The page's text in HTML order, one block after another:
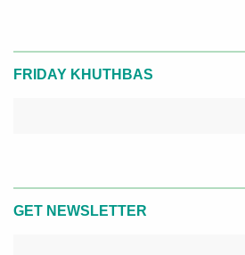
FRIDAY KHUTHBAS
GET NEWSLETTER